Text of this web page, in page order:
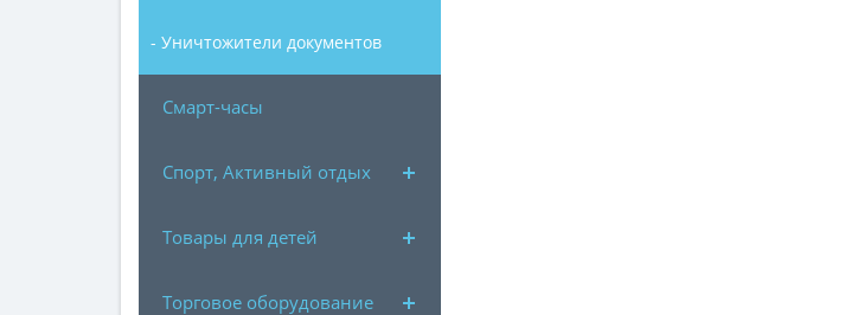
- Уничтожители документов
Смарт-часы
Спорт, Активный отдых
Товары для детей
Торговое оборудование